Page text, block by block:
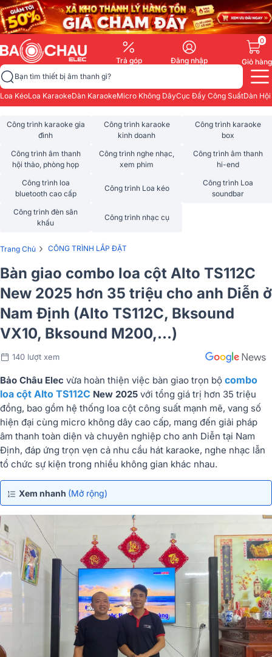
Trả góp Đăng nhập
0
Giỏ hàng
Bạn tìm thiết bị âm thanh gì?
Loa KéoLoa KaraokeDàn KaraokeMicro Không DâyCục Đẩy Công SuấtDàn
Công trình karaoke gia
đình
Công trình karaoke
kinh doanh
Công trình karaoke
box
Công trình âm thanh
hội thảo, phòng họp
Công trình nghe nhạc,
xem phim
Công trình âm thanh
hi-end
Công trình loa
bluetooth cao cấp
Công trình Loa kéo
Công trình Loa
soundbar
Công trình đèn sân
khấu
Công trình nhạc cụ
Trang Chủ › CÔNG TRÌNH LẮP ĐẶT
Bàn giao combo loa cột Alto TS112C
New 2025 hơn 35 triệu cho anh Diễn ở
Nam Định (Alto TS112C, Bksound
VX10, Bksound M200,...)
140 lượt xem
Bảo Châu Elec vừa hoàn thiện việc bàn giao trọn bộ combo
loa cột Alto TS112C New 2025 với tổng giá trị hơn 35 triệu
đồng, bao gồm hệ thống loa cột công suất mạnh mẽ, vang số
hiện đại cùng micro không dây cao cấp, mang đến giải pháp
âm thanh toàn diện và chuyên nghiệp cho anh Diễn tại Nam
Định, đáp ứng trọn vẹn cả nhu cầu hát karaoke, nghe nhạc lẫn
tổ chức sự kiện trong nhiều không gian khác nhau.
Xem nhanh (Mở rộng)